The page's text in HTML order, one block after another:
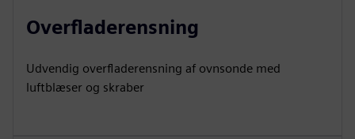
Overfladerensning
Udvendig overfladerensning af ovnsonde med
luftblæser og skraber